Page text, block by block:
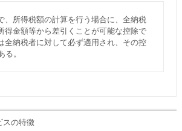
、所得税額の計算を行う場合に、全納税
得金額等から差引くことが可能な控除で
全納税者に対して必ず適用され、その控
る。
スの特徴